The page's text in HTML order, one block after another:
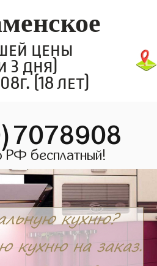
цены
3 дня)
(18 лет)
РФ бесплатный!